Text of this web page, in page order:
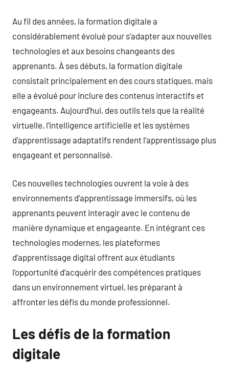
Au fil des années, la formation digitale a
considérablement évolué pour s’adapter aux nouvelles
technologies et aux besoins changeants des
apprenants. À ses débuts, la formation digitale
consistait principalement en des cours statiques, mais
elle a évolué pour inclure des contenus interactifs et
engageants. Aujourd’hui, des outils tels que la réalité
virtuelle, l’intelligence artificielle et les systèmes
d’apprentissage adaptatifs rendent l’apprentissage plus
engageant et personnalisé.
Ces nouvelles technologies ouvrent la voie à des
environnements d’apprentissage immersifs, où les
apprenants peuvent interagir avec le contenu de
manière dynamique et engageante. En intégrant ces
technologies modernes, les plateformes
d’apprentissage digital offrent aux étudiants
l’opportunité d’acquérir des compétences pratiques
dans un environnement virtuel, les préparant à
affronter les défis du monde professionnel.
Les défis de la formation
digitale